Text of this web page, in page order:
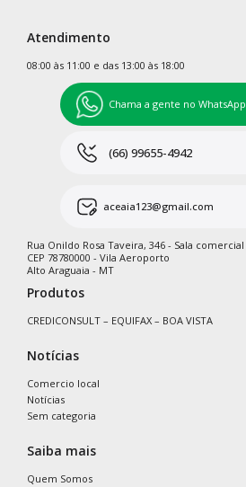
Atendimento
08:00 às 11:00 e das 13:00 às 18:00
Chama a gente no WhatsApp
(66) 99655-4942
aceaia123@gmail.com
Rua Onildo Rosa Taveira, 346 - Sala comercial
CEP 78780000 - Vila Aeroporto
Alto Araguaia - MT
Produtos
CREDICONSULT – EQUIFAX – BOA VISTA
Notícias
Comercio local
Notícias
Sem categoria
Saiba mais
Quem Somos